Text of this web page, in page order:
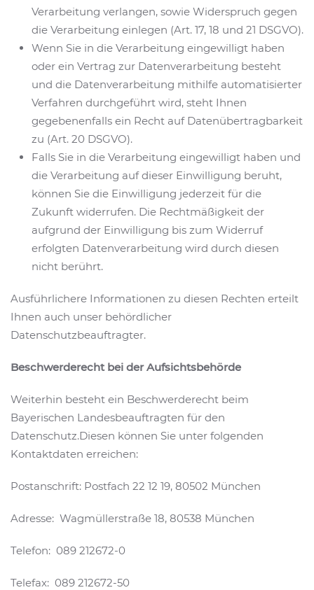
Verarbeitung verlangen, sowie Widerspruch gegen
die Verarbeitung einlegen (Art. 17, 18 und 21 DSGVO).
Wenn Sie in die Verarbeitung eingewilligt haben
oder ein Vertrag zur Datenverarbeitung besteht
und die Datenverarbeitung mithilfe automatisierter
Verfahren durchgeführt wird, steht Ihnen
gegebenenfalls ein Recht auf Datenübertragbarkeit
zu (Art. 20 DSGVO).
Falls Sie in die Verarbeitung eingewilligt haben und
die Verarbeitung auf dieser Einwilligung beruht,
können Sie die Einwilligung jederzeit für die
Zukunft widerrufen. Die Rechtmäßigkeit der
aufgrund der Einwilligung bis zum Widerruf
erfolgten Datenverarbeitung wird durch diesen
nicht berührt.
Ausführlichere Informationen zu diesen Rechten erteilt
Ihnen auch unser behördlicher
Datenschutzbeauftragter.
Beschwerderecht bei der Aufsichtsbehörde
Weiterhin besteht ein Beschwerderecht beim
Bayerischen Landesbeauftragten für den
Datenschutz.Diesen können Sie unter folgenden
Kontaktdaten erreichen:
Postanschrift: Postfach 22 12 19, 80502 München
Adresse: Wagmüllerstraße 18, 80538 München
Telefon: 089 212672-0
Telefax: 089 212672-50